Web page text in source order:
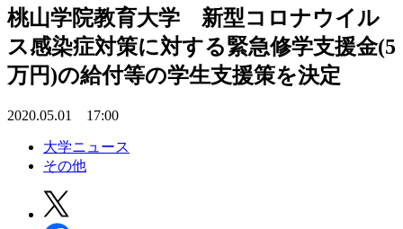
桃山学院教育大学 新型コロナウイル
ス感染症対策に対する緊急修学支援金(5
万円)の給付等の学生支援策を決定
2020.05.01 17:00
大学ニュース
その他